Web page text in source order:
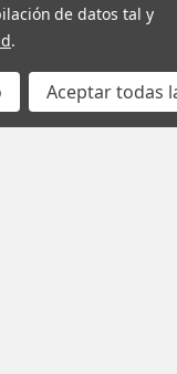
de datos tal y
.
Aceptar todas